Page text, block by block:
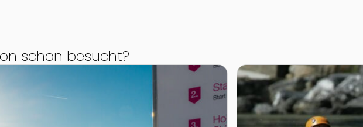
schon besucht?
monte popolo in Eben im Pongau Zur Detailseite von